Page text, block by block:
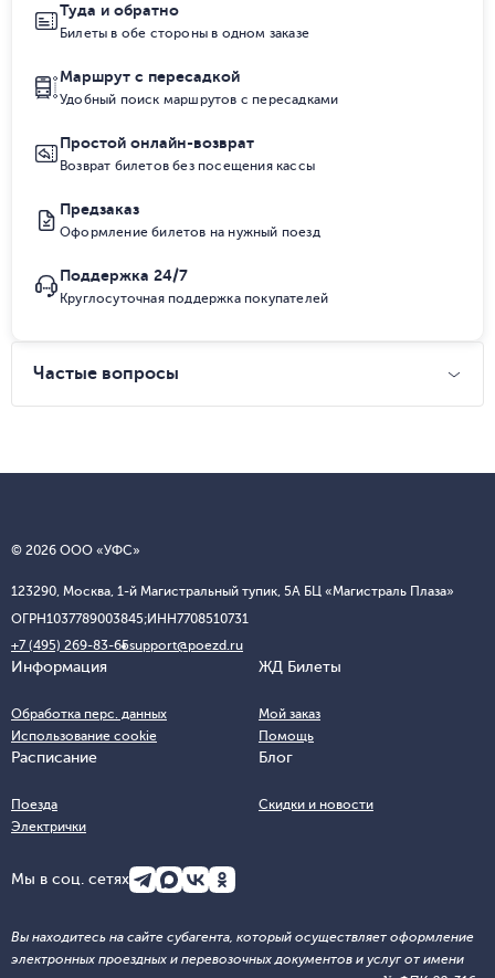
Туда и обратно
Билеты в обе стороны в одном заказе
Маршрут с пересадкой
Удобный поиск маршрутов с пересадками
Простой онлайн-возврат
Возврат билетов без посещения кассы
Предзаказ
Оформление билетов на нужный поезд
Поддержка 24/7
Круглосуточная поддержка покупателей
Частые вопросы
© 2026 ООО «УФС»
123290, Москва, 1-й Магистральный тупик, 5А БЦ «Магистраль Плаза»
ОГРН1037789003845;ИНН7708510731
+7 (495) 269-83-65support@poezd.ru
Информация
Обработка перс. данных
Использование cookie
ЖД Билеты
Мой заказ
Помощь
Расписание
Поезда
Электрички
Блог
Скидки и новости
Мы в соц. сетях
Вы находитесь на сайте субагента, который осуществляет оформление
электронных проездных и перевозочных документов и услуг от имени